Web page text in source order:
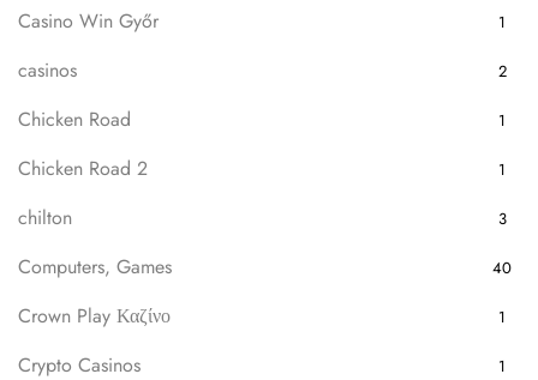
Casino Win Győr 1
casinos 2
Chicken Road 1
Chicken Road 2 1
chilton 3
Computers, Games 40
Crown Play Καζίνο 1
Crypto Casinos 1